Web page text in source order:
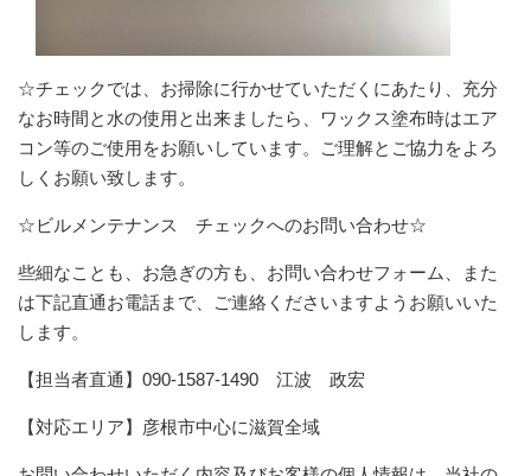
☆チェックでは、お掃除に行かせていただくにあたり、充分
なお時間と水の使用と出来ましたら、ワックス塗布時はエア
コン等のご使用をお願いしています。ご理解とご協力をよろ
しくお願い致します。
☆ビルメンテナンス チェックへのお問い合わせ☆
些細なことも、お急ぎの方も、お問い合わせフォーム、また
は下記直通お電話まで、ご連絡くださいますようお願いいた
します。
【担当者直通】090-1587-1490 江波 政宏
【対応エリア】彦根市中心に滋賀全域